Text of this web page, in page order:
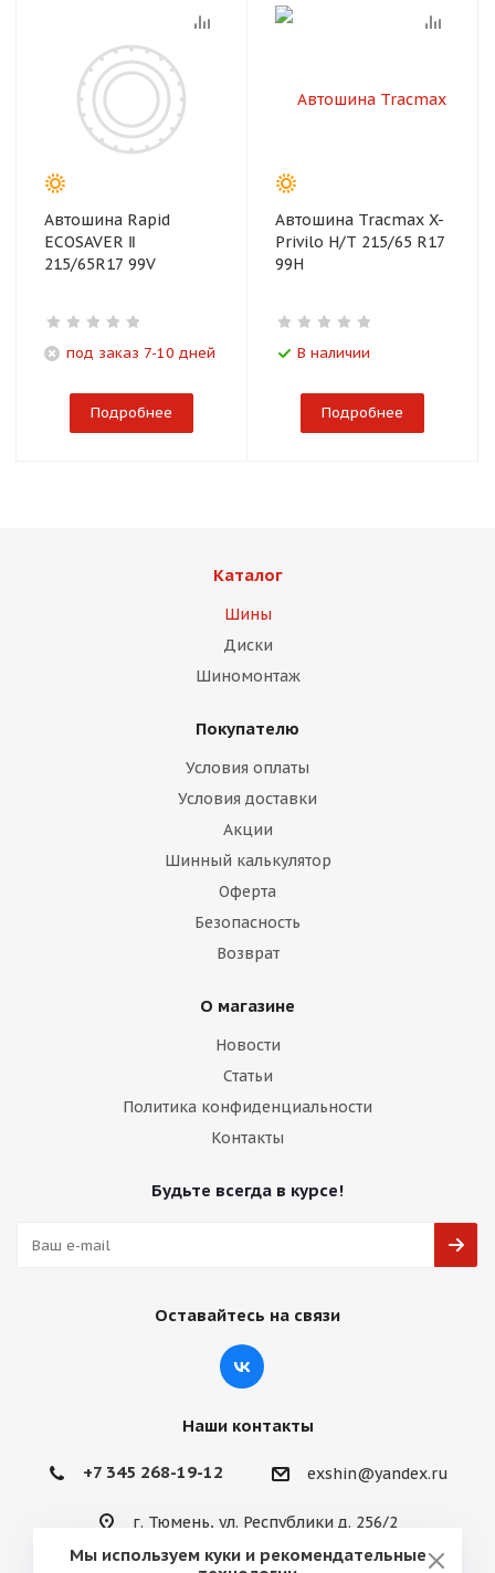
Автошина Rapid
ECOSAVER Ⅱ
215/65R17 99V
под заказ 7-10 дней
Подробнее
Автошина Tracmax X-
Privilo H/T 215/65 R17
99H
В наличии
Подробнее
Каталог
Шины
Диски
Шиномонтаж
Покупателю
Условия оплаты
Условия доставки
Акции
Шинный калькулятор
Оферта
Безопасность
Возврат
О магазине
Новости
Статьи
Политика конфиденциальности
Контакты
Будьте всегда в курсе!
Оставайтесь на связи
Наши контакты
+7 345 268-19-12 exshin@yandex.ru
г. Тюмень, ул. Республики д. 256/2
Мы используем куки и рекомендательные